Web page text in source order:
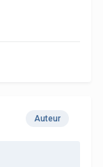
Auteur